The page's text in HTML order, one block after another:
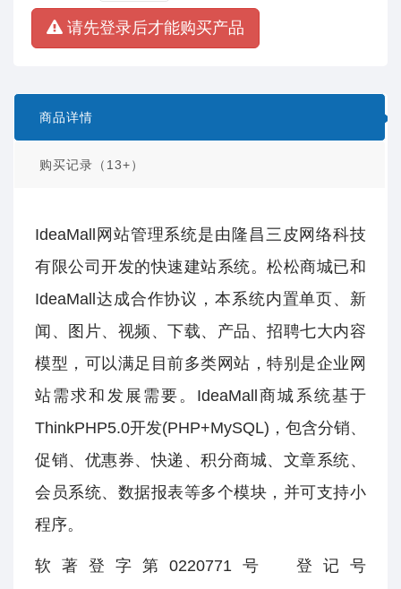
请先登录后才能购买产品
商品详情
购买记录（13+）
IdeaMall网站管理系统是由隆昌三皮网络科技
有限公司开发的快速建站系统。松松商城已和
IdeaMall达成合作协议，本系统内置单页、新
闻、图片、视频、下载、产品、招聘七大内容
模型，可以满足目前多类网站，特别是企业网
站需求和发展需要。IdeaMall商城系统基于
ThinkPHP5.0开发(PHP+MySQL)，包含分销、
促销、优惠券、快递、积分商城、文章系统、
会员系统、数据报表等多个模块，并可支持小
程序。
软著登字第0220771号 登记号